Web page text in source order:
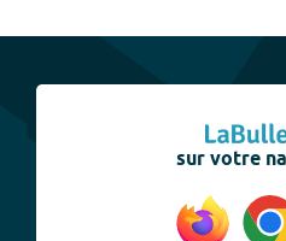
sur votre